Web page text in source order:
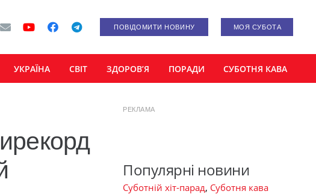
ПОВІДОМИТИ НОВИНУ МОЯ СУБОТА
УКРАЇНА СВІТ ЗДОРОВ’Я ПОРАДИ СУБОТНЯ КАВА
РЕКЛАМА
Популярні новини
Суботній хіт-парад, Суботня кава